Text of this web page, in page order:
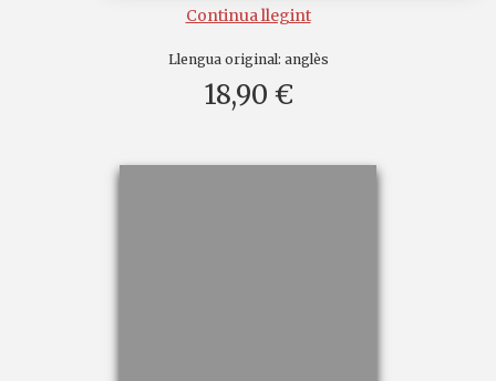
Continua llegint
Llengua original: anglès
18,90 €